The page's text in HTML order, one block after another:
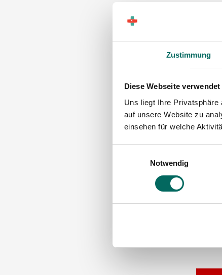
Zustimmung
Diese Webseite
Uns liegt Ihre
auf unsere Website zu
einsehen für welche
Notwendig
Bitte